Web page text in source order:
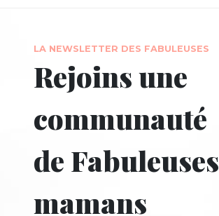
LA NEWSLETTER DES FABULEUSES
Rejoins une
communauté
de Fabuleuses
mamans